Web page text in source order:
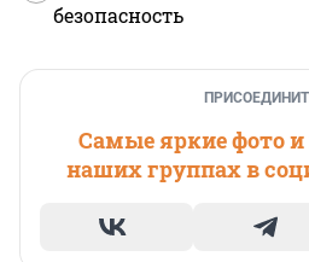
безопасность
Самые яркие фото
наших группах в